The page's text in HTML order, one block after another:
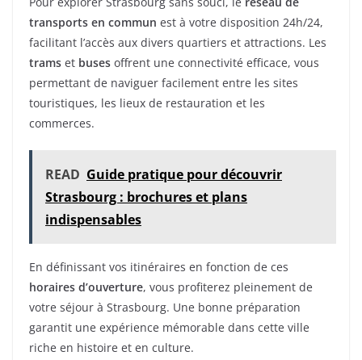
transports en commun est à votre disposition 24h/24,
facilitant l’accès aux divers quartiers et attractions. Les
trams et buses offrent une connectivité efficace, vous
permettant de naviguer facilement entre les sites
touristiques, les lieux de restauration et les
commerces.
READ Guide pratique pour découvrir
Strasbourg : brochures et plans
indispensables
En définissant vos itinéraires en fonction de ces
horaires d’ouverture, vous profiterez pleinement de
votre séjour à Strasbourg. Une bonne préparation
garantit une expérience mémorable dans cette ville
riche en histoire et en culture.